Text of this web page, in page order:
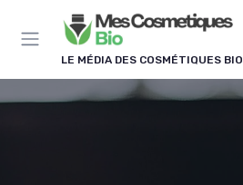
LE MÉDIA DES COSMÉTIQUES BIO
Panneau de gestion des cookies